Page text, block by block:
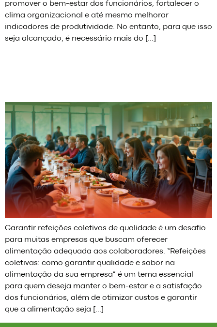
promover o bem-estar dos funcionários, fortalecer o
clima organizacional e até mesmo melhorar
indicadores de produtividade. No entanto, para que isso
seja alcançado, é necessário mais do […]
Garantir refeições coletivas de qualidade é um desafio
para muitas empresas que buscam oferecer
alimentação adequada aos colaboradores. “Refeições
coletivas: como garantir qualidade e sabor na
alimentação da sua empresa” é um tema essencial
para quem deseja manter o bem-estar e a satisfação
dos funcionários, além de otimizar custos e garantir
que a alimentação seja […]